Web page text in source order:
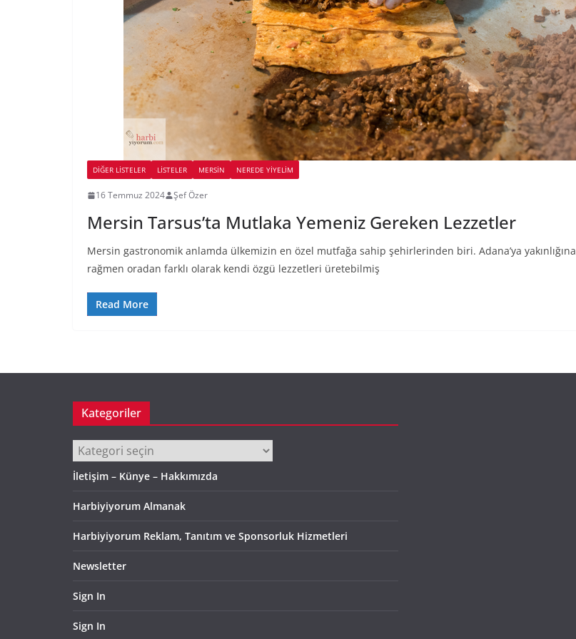
DIĞER LISTELER LİSTELER MERSIN NEREDE YİYELİM
16 Temmuz 2024 Şef Özer
Mersin Tarsus’ta Mutlaka Yemeniz Gereken Lezzetler
Mersin gastronomik anlamda ülkemizin en özel mutfağa sahip şehirlerinden biri. Adana’ya yakınlığına
rağmen oradan farklı olarak kendi özgü lezzetleri üretebilmiş
Read More
Kategoriler
Kategoriler
İletişim – Künye – Hakkımızda
Harbiyiyorum Almanak
Harbiyiyorum Reklam, Tanıtım ve Sponsorluk Hizmetleri
Newsletter
Sign In
Sign In